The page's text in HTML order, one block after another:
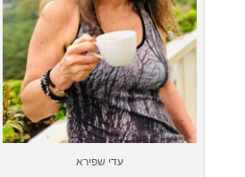
עדי שפירא